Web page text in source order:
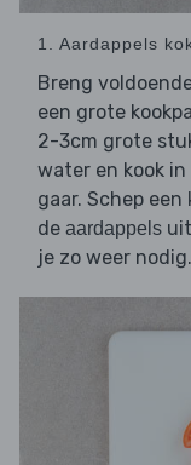
1. Aardappels
Breng
een grote
2-3cm grote
water en kook
gaar. Schep een
de aardappels
je zo weer nodig.